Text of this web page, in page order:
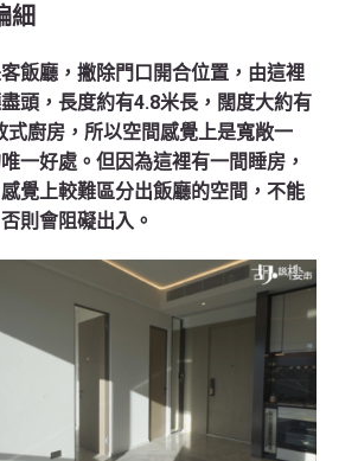
細
飯廳，撇除門口開合位置，由這裡
頭，長度約有4.8米長，闊度大約有
式廚房，所以空間感覺上是寬敞一
一好處。但因為這裡有一間睡房，
覺上較難區分出飯廳的空間，不能
則會阻礙出入。